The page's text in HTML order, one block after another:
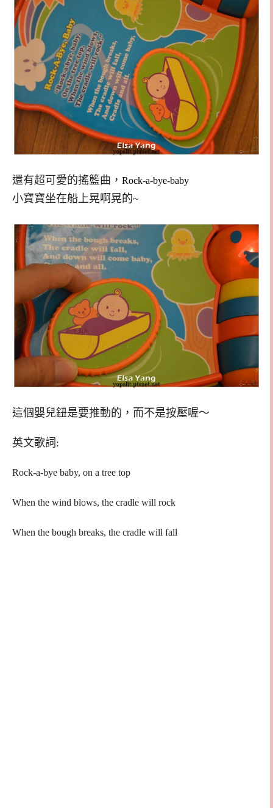
還有超可愛的搖籃曲， Rock-a-bye-baby
小寶寶坐在船上晃啊晃的~
這個嬰兒鈕是要推動的，而不是按壓喔～
英文歌詞:
Rock-a-bye baby, on a tree top
When the wind blows, the cradle will rock
When the bough breaks, the cradle will fall